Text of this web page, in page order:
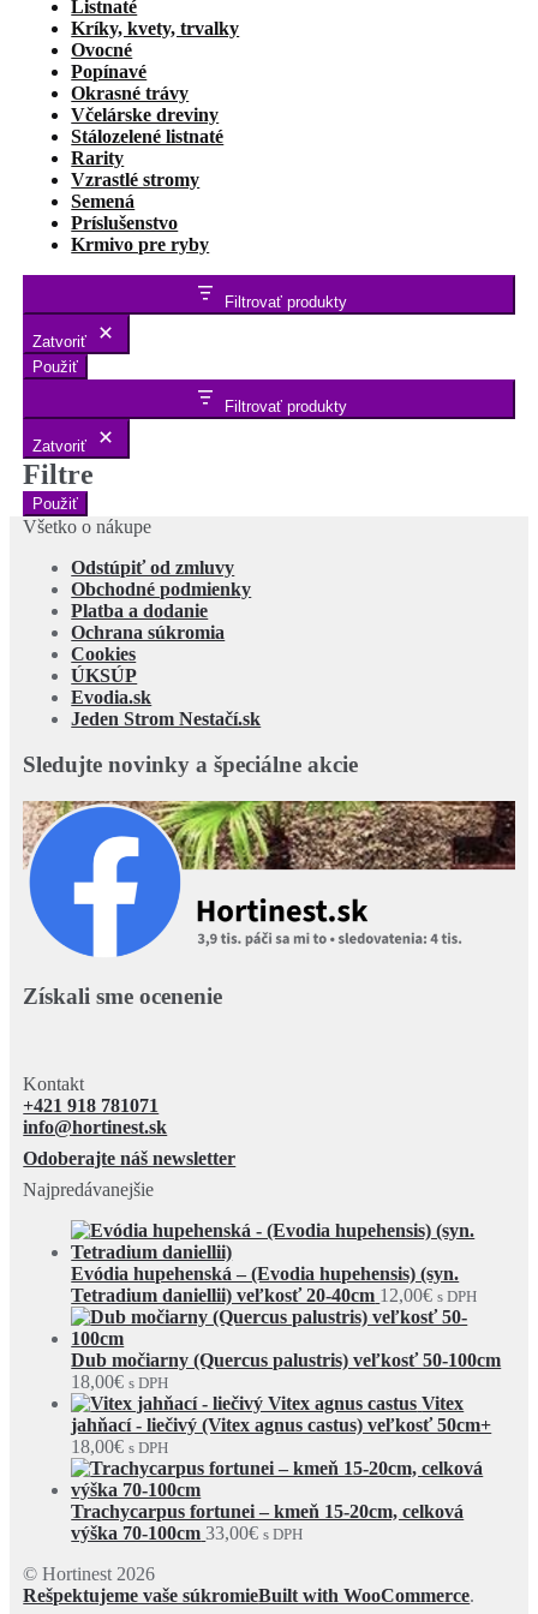
Listnaté
Kríky, kvety, trvalky
Ovocné
Popínavé
Okrasné trávy
Včelárske dreviny
Stálozelené listnaté
Rarity
Vzrastlé stromy
Semená
Príslušenstvo
Krmivo pre ryby
Filtrovať produkty
Zatvoriť
Použiť
Filtrovať produkty
Zatvoriť
Filtre
Použiť
Všetko o nákupe
Odstúpiť od zmluvy
Obchodné podmienky
Platba a dodanie
Ochrana súkromia
Cookies
ÚKSÚP
Evodia.sk
Jeden Strom Nestačí.sk
Sledujte novinky a špeciálne akcie
Získali sme ocenenie
Kontakt
+421 918 781071
info@hortinest.sk
Odoberajte náš newsletter
Najpredávanejšie
Evódia hupehenská – (Evodia hupehensis) (syn.
Tetradium daniellii) veľkosť 20-40cm 12,00€ s DPH
Dub močiarny (Quercus palustris) veľkosť 50-100cm
18,00€ s DPH
Vitex
jahňací - liečivý (Vitex agnus castus) veľkosť 50cm+
18,00€ s DPH
Trachycarpus fortunei – kmeň 15-20cm, celková
výška 70-100cm 33,00€ s DPH
© Hortinest 2026
Rešpektujeme vaše súkromieBuilt with WooCommerce.